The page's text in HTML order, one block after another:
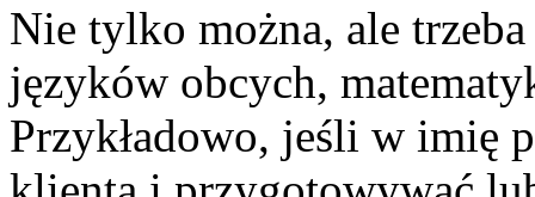
Nie tylko można, ale
języków obcych,
Przykładowo, jeśli w imię